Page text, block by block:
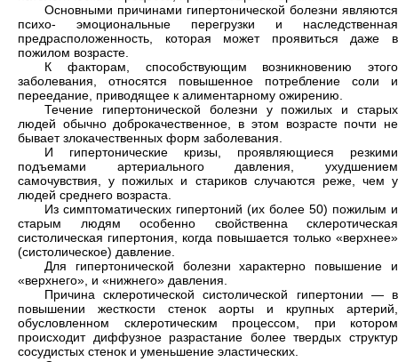
Основными причинами гипертонической болезни являются
психо- эмоциональные перегрузки и наследственная
предрасположенность, которая может проявиться даже в
пожилом возрасте.
К факторам, способствующим возникновению этого
заболевания, относятся повышенное потребление соли и
переедание, приводящее к алиментарному ожирению.
Течение гипертонической болезни у пожилых и старых
людей обычно доброкачественное, в этом возрасте почти не
бывает злокачественных форм заболевания.
И гипертонические кризы, проявляющиеся резкими
подъемами артериального давления, ухудшением
самочувствия, у пожилых и стариков случаются реже, чем у
людей среднего возраста.
Из симптоматических гипертоний (их более 50) пожилым и
старым людям особенно свойственна склеротическая
систолическая гипертония, когда повышается только «верхнее»
(систолическое) давление.
Для гипертонической болезни характерно повышение и
«верхнего», и «нижнего» давления.
Причина склеротической систолической гипертонии — в
повышении жесткости стенок аорты и крупных артерий,
обусловленном склеротическим процессом, при котором
происходит диффузное разрастание более твердых структур
сосудистых стенок и уменьшение эластических.